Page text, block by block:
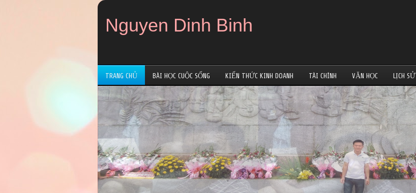
Nguyen Dinh Binh
TRANG CHỦ BÀI HỌC CUỘC SỐNG KIẾN THỨC KINH DOANH TÀI CHÍNH VĂN HỌC LỊCH SỬ